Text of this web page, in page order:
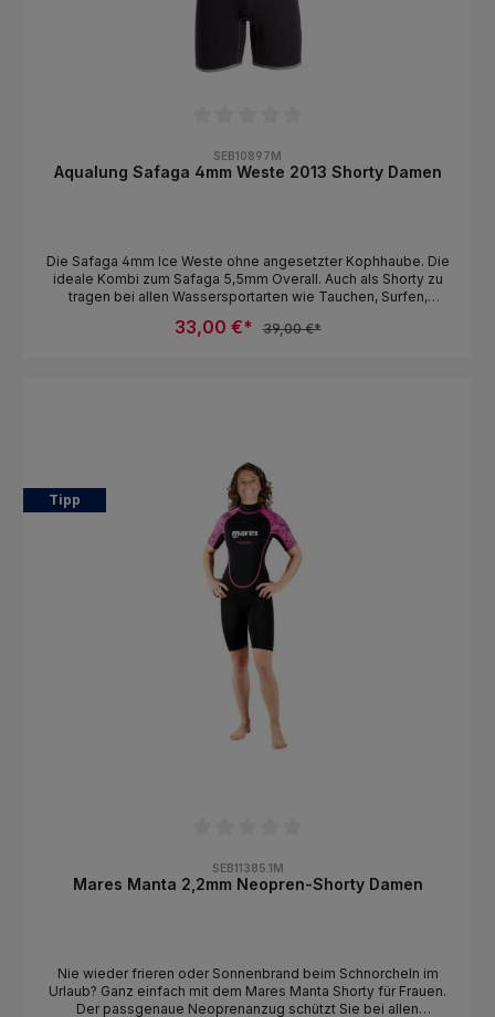
SEB10897M
Aqualung Safaga 4mm Weste 2013 Shorty Damen
Die Safaga 4mm Ice Weste ohne angesetzter Kophhaube. Die
ideale Kombi zum Safaga 5,5mm Overall. Auch als Shorty zu
tragen bei allen Wassersportarten wie Tauchen, Surfen,
Überzieher - Frontzip - elastsiches Neopren - Wärmekragen
33,00 €* 39,00 €*
Tipp
SEB11385.1M
Mares Manta 2,2mm Neopren-Shorty Damen
Nie wieder frieren oder Sonnenbrand beim Schnorcheln im
Urlaub? Ganz einfach mit dem Mares Manta Shorty für Frauen.
Der passgenaue Neoprenanzug schützt Sie bei allen